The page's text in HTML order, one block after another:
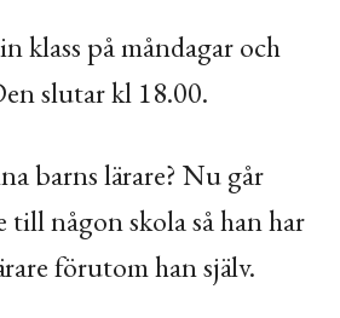
klass på måndagar och
slutar kl 18.00.
barns lärare? Nu går
någon skola så han har
förutom han själv.